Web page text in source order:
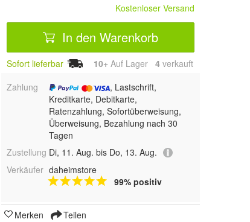
Kostenloser Versand
In den Warenkorb
Sofort lieferbar 10+ Auf Lager 4 verkauft
Zahlung
, Lastschrift,
Kreditkarte, Debitkarte,
Ratenzahlung, Sofortüberweisung,
Überweisung, Bezahlung nach 30
Tagen
Zustellung Di, 11. Aug. bis Do, 13. Aug.
Verkäufer daheimstore
99% positiv
Merken Teilen